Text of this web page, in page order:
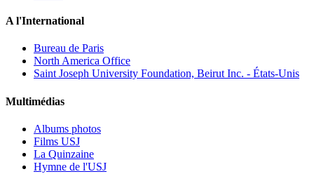
A l'International
Bureau de Paris
North America Office
Saint Joseph University Foundation, Beirut Inc. - États-Unis
Multimédias
Albums photos
Films USJ
La Quinzaine
Hymne de l'USJ